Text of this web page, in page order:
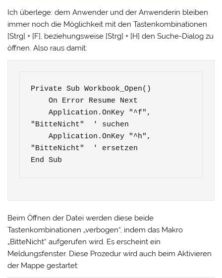
Ich überlege: dem Anwender und der Anwenderin bleiben
immer noch die Möglichkeit mit den Tastenkombinationen
[Strg] + [F], beziehungsweise [Strg] + [H] den Suche-Dialog zu
öffnen. Also raus damit:
Private Sub Workbook_Open()
    On Error Resume Next
    Application.OnKey "^f",
"BitteNicht"  ' suchen
    Application.OnKey "^h",
"BitteNicht"  ' ersetzen
End Sub
Beim Öffnen der Datei werden diese beide
Tastenkombinationen „verbogen“, indem das Makro
„BitteNicht“ aufgerufen wird. Es erscheint ein
Meldungsfenster. Diese Prozedur wird auch beim Aktivieren
der Mappe gestartet: